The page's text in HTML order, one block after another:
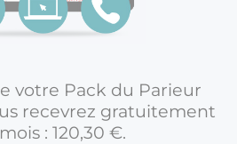
votre Pack du Parieur
recevrez gratuitement
: 120,30 €.